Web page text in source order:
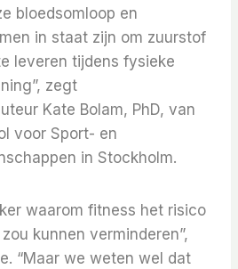
bloedsomloop en
in staat zijn om zuurstof
leveren tijdens fysieke
zegt
Kate Bolam, PhD, van
voor Sport- en
in Stockholm.
waarom fitness het risico
kunnen verminderen”,
“Maar we weten wel dat